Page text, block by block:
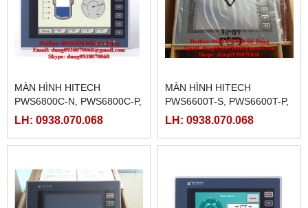
MÀN HÌNH HITECH
PWS6800C-N, PWS6800C-P,
PWS6A00T-N,PWS6A00T-P
LH: 0938.070.068
MÀN HÌNH HITECH
PWS6600T-S, PWS6600T-P,
PWS6600T-N
LH: 0938.070.068